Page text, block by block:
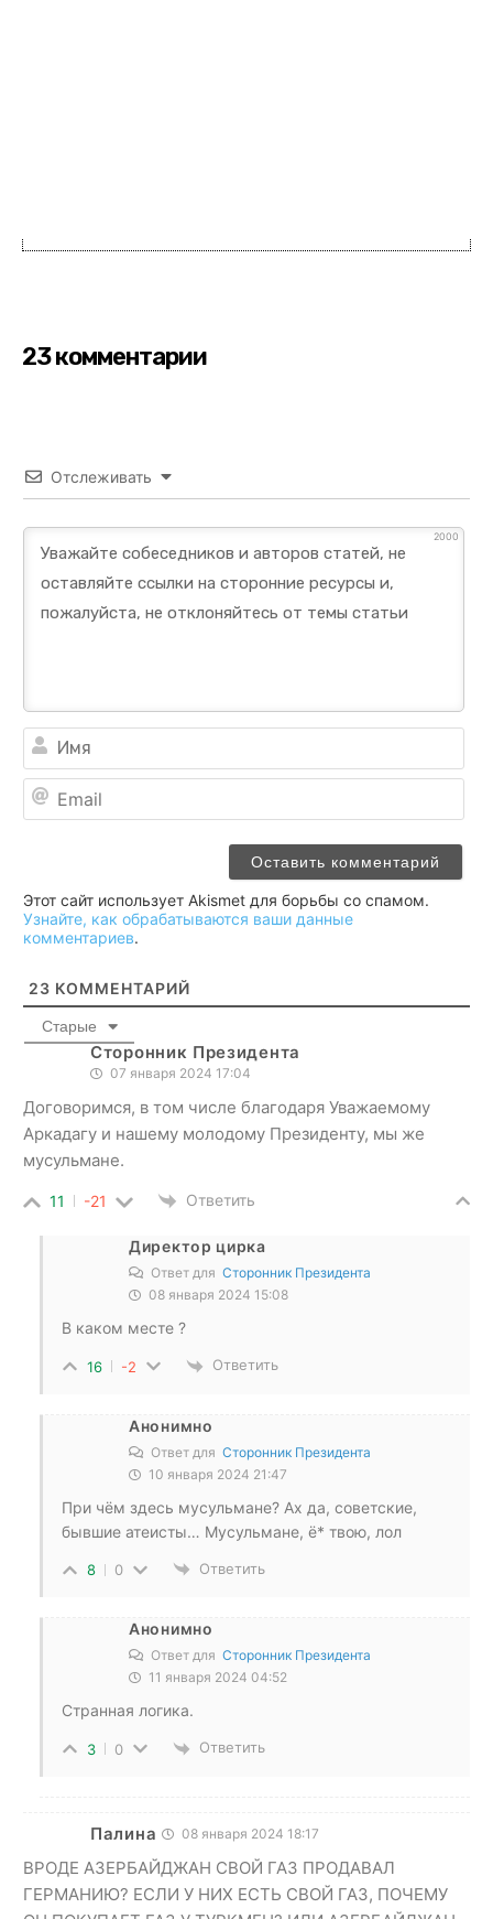
23 комментарии
Отслеживать
2000
Этот сайт использует Akismet для борьбы со спамом.
Узнайте, как обрабатываются ваши данные
комментариев.
23 КОММЕНТАРИЙ
Старые
Сторонник Президента
07 января 2024 17:04
Договоримся, в том числе благодаря Уважаемому
Аркадагу и нашему молодому Президенту, мы же
мусульмане.
11 -21 Ответить
Директор цирка
Ответ для Сторонник Президента
08 января 2024 15:08
В каком месте ?
16 -2 Ответить
Анонимно
Ответ для Сторонник Президента
10 января 2024 21:47
При чём здесь мусульмане? Ах да, советские,
бывшие атеисты… Мусульмане, ё* твою, лол
8 0 Ответить
Анонимно
Ответ для Сторонник Президента
11 января 2024 04:52
Странная логика.
3 0 Ответить
Палина 08 января 2024 18:17
ВРОДЕ АЗЕРБАЙДЖАН СВОЙ ГАЗ ПРОДАВАЛ
ГЕРМАНИЮ? ЕСЛИ У НИХ ЕСТЬ СВОЙ ГАЗ, ПОЧЕМУ